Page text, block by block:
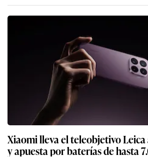
Xiaomi lleva el teleobjetivo
y apuesta por baterías de hasta